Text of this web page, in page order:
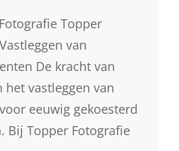
Topper
van
De kracht van
vastleggen van
eeuwig gekoesterd
Bij Topper Fotografie